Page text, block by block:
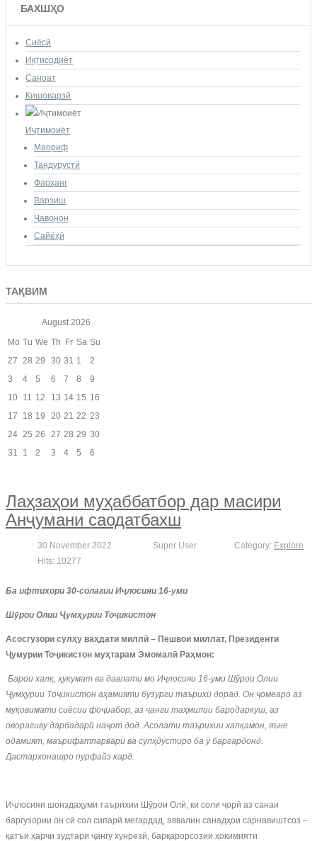
БАХШҲО
Сиёсӣ
Иқтисодиёт
Саноат
Кишоварзӣ
Иҷтимоиёт
Маориф
Тандурустӣ
Фарҳанг
Варзиш
Ҷавонон
Сайёҳӣ
ТАҚВИМ
August 2026
Mo Tu We Th Fr Sa Su
27 28 29 30 31 1
2
3
4 5 6 7 8
9
10 11 12 13 14 15 16
17
18 19 20 21 22 23
24 25 26 27 28 29 30
31
1 2 3 4 5 6
Лаҳзаҳои муҳаббатбор дар масири
Анҷумани саодатбахш
30 November 2022 Super User Category: Explore
Hits: 10277
Ба ифтихори 30-солагии Иҷлосияи 16-уми
Шӯрои Олии Ҷумҳурии Тоҷикистон
Асосгузори сулҳу ваҳдати миллӣ – Пешвои миллат, Президенти
Ҷумурии Тоҷикистон муҳтарам Эмомалӣ Раҳмон:
Барои халқ, ҳукумат ва давлати мо Иҷлосияи 16-уми Шӯрои Олии
Ҷумҳурии Тоҷикистон аҳамияти бузурги таърихӣ дорад. Он ҷомеаро аз
муқовимати сиёсии фоҷиабор, аз ҷанги таҳмилии бародаркуш, аз
оворагиву дарбадарӣ наҷот дод.Асолати таърихии халқамон, яъне
одамият, маърифатпарварӣ ва сулҳдӯстиро ба ӯ баргардонд.
Дастархонашро пурфайз кард.
Иҷлосияи шонздаҳуми таърихии Шӯрои Олӣ, ки соли ҷорӣ аз санаи
баргузории он сӣ сол сипарӣ мегардад, аввалин санадҳои сарнавиштсоз –
қатъи ҳарчи зудтари ҷангу хунрезӣ, барқарорсозии ҳокимияти